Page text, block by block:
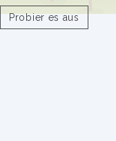
Probier es aus